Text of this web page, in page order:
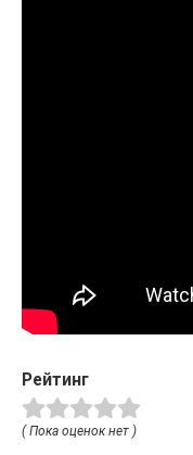
Рейтинг
( Пока оценок нет )